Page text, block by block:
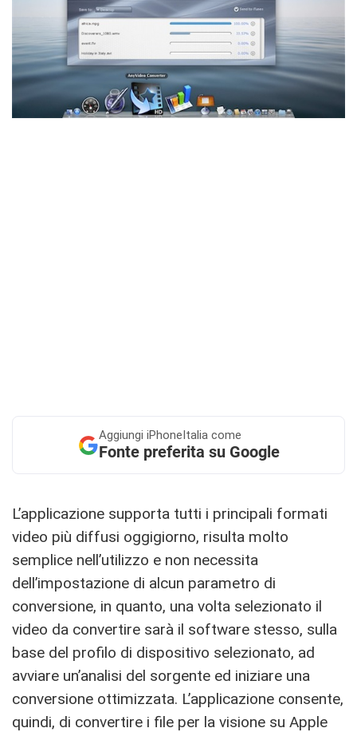
Aggiungi iPhoneItalia come
Fonte preferita su Google
L’applicazione supporta tutti i principali formati
video più diffusi oggigiorno, risulta molto
semplice nell’utilizzo e non necessita
dell’impostazione di alcun parametro di
conversione, in quanto, una volta selezionato il
video da convertire sarà il software stesso, sulla
base del profilo di dispositivo selezionato, ad
avviare un’analisi del sorgente ed iniziare una
conversione ottimizzata. L’applicazione consente,
quindi, di convertire i file per la visione su Apple